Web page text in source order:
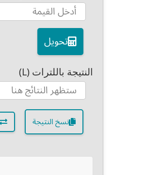
تحويل
النتيجة باللترات (L)
نسخ النتيجة